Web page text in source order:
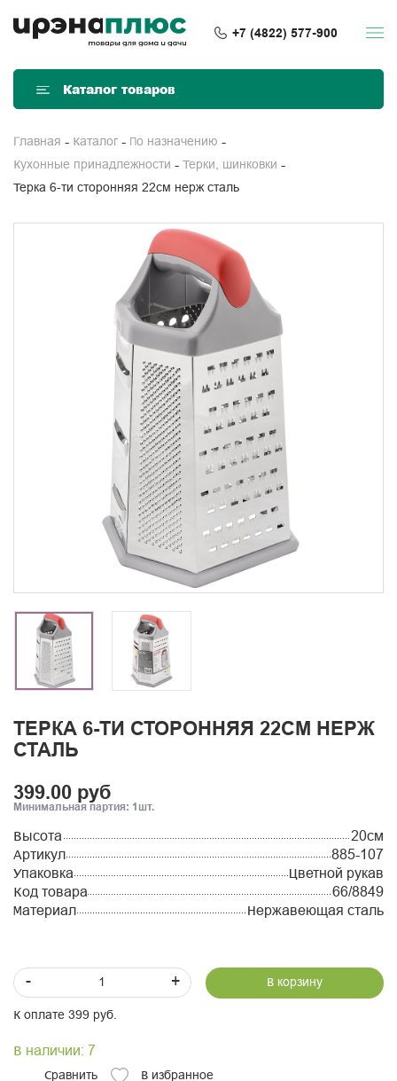
+7 (4822) 577-900
Каталог товаров
Главная Каталог По назначению
Кухонные принадлежности
Терки, шинковки
Терка 6-ти сторонняя 22см нерж сталь
ТЕРКА 6-ТИ СТОРОННЯЯ 22СМ НЕРЖ
СТАЛЬ
399.00 руб
Минимальная партия: 1шт.
Высота
20см
Артикул
885-107
Упаковка
Цветной рукав
Код товара
66/8849
Материал
Нержавеющая сталь
- + В корзину
К оплате 399 руб.
В наличии: 7
Сравнить В избранное